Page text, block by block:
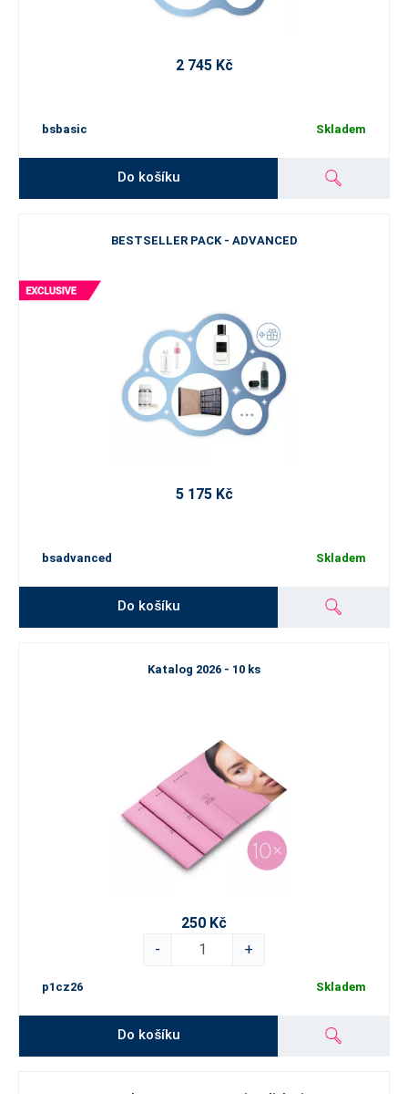
2 745 Kč
bsbasic Skladem
Do košíku
BESTSELLER PACK - ADVANCED
5 175 Kč
bsadvanced Skladem
Do košíku
Katalog 2026 - 10 ks
250 Kč
-
+
p1cz26 Skladem
Do košíku